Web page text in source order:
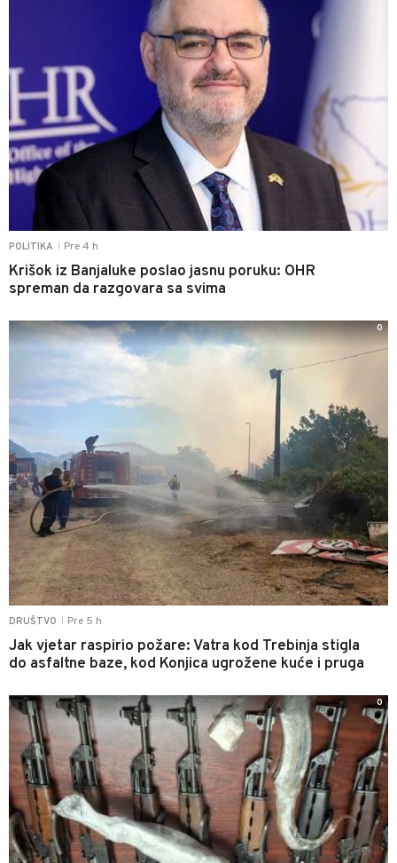
POLITIKA Pre 4 h
Krišok iz Banjaluke poslao jasnu poruku: OHR
spreman da razgovara sa svima
DRUŠTVO Pre 5 h
Jak vjetar raspirio požare: Vatra kod Trebinja stigla
do asfaltne baze, kod Konjica ugrožene kuće i pruga
0
0